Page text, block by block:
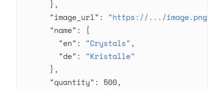
      },
      "image_url"
: "https://.../image.png"
      "name"
: {
        "en"
: "Crystals" ,
        "de"
: "Kristalle"
      },
      "quantity"
: 500,